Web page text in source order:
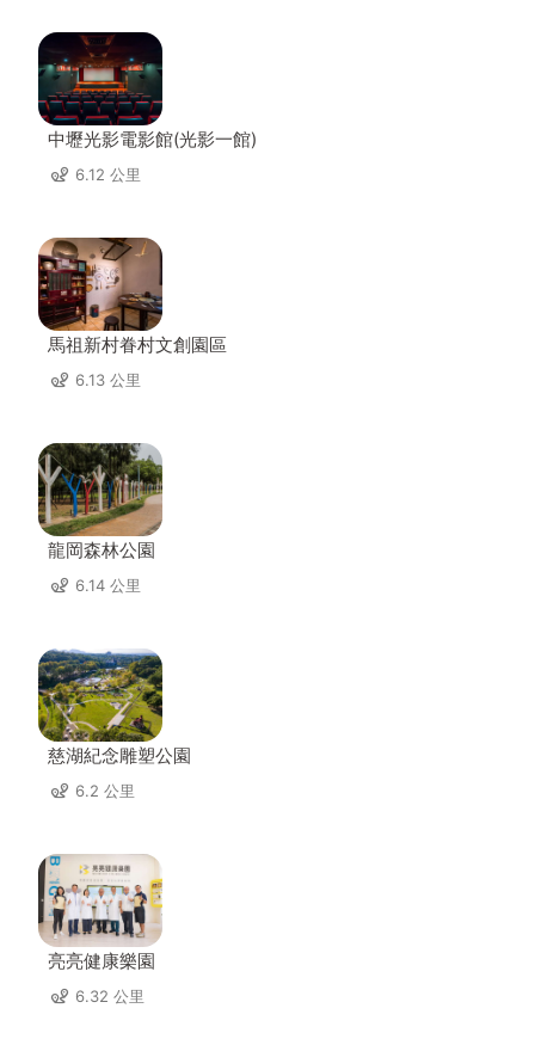
中壢光影電影館(光影一館)
6.12 公里
馬祖新村眷村文創園區
6.13 公里
龍岡森林公園
6.14 公里
慈湖紀念雕塑公園
6.2 公里
亮亮健康樂園
6.32 公里